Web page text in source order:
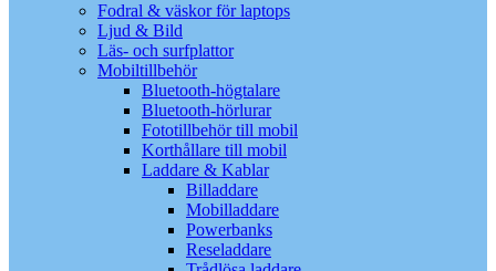
Fodral & väskor för laptops
Ljud & Bild
Läs- och surfplattor
Mobiltillbehör
Bluetooth-högtalare
Bluetooth-hörlurar
Fototillbehör till mobil
Korthållare till mobil
Laddare & Kablar
Billaddare
Mobilladdare
Powerbanks
Reseladdare